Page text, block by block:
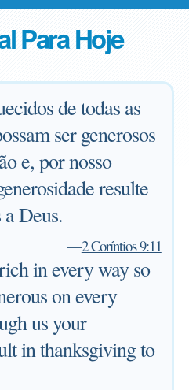
Para Hoje
de todas as
ser generosos
e, por nosso
resulte
Deus.
—2 Coríntios 9:11
in every way so
on every
us your
in thanksgiving to